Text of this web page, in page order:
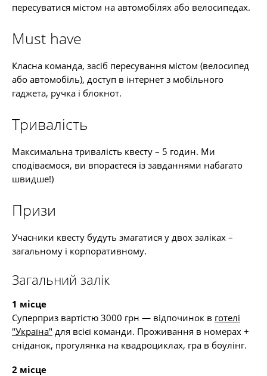
пересуватися містом на автомобілях або велосипедах.
Must have
Класна команда, засіб пересування містом (велосипед
або автомобіль), доступ в інтернет з мобільного
гаджета, ручка і блокнот.
Тривалість
Максимальна тривалість квесту – 5 годин. Ми
сподіваємося, ви впораєтеся із завданнями набагато
швидше!)
Призи
Учасники квесту будуть змагатися у двох заліках –
загальному і корпоративному.
Загальний залік
1 місце
Суперприз вартістю 3000 грн — відпочинок в готелі
"Україна" для всієї команди. Проживання в номерах +
сніданок, прогулянка на квадроциклах, гра в боулінг.
2 місце